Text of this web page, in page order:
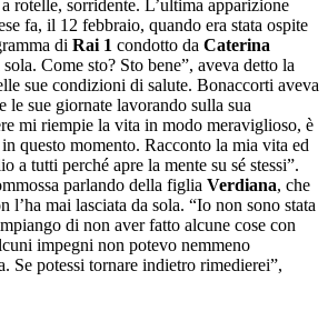
rotelle, sorridente. L’ultima apparizione
fa, il 12 febbraio, quando era stata ospite
di Rai 1 condotto da Caterina
Come sto? Sto bene”, aveva detto la
sue condizioni di salute. Bonaccorti aveva
le sue giornate lavorando sulla sua
mi riempie la vita in modo meraviglioso, è
questo momento. Racconto la mia vita ed
a tutti perché apre la mente su sé stessi”.
parlando della figlia Verdiana, che
l’ha mai lasciata da sola. “Io non sono stata
di non aver fatto alcune cose con
impegni non potevo nemmeno
Se potessi tornare indietro rimedierei”,